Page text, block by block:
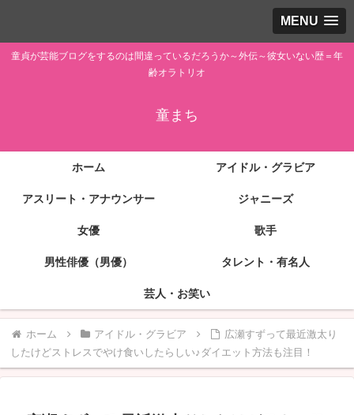
MENU
童貞が芸能ブログをするのは間違っているだろうか～外伝～彼女いない歴＝年
齢オラトリオ
童まち
ホーム アイドル・グラビア
アスリート・アナウンサー ジャニーズ
女優 歌手
男性俳優（男優） タレント・有名人
芸人・お笑い
ホーム アイドル・グラビア
広瀬すずって最近激太り
したけどストレスでやけ食いしたらしい♪ダイエット方法も注目！